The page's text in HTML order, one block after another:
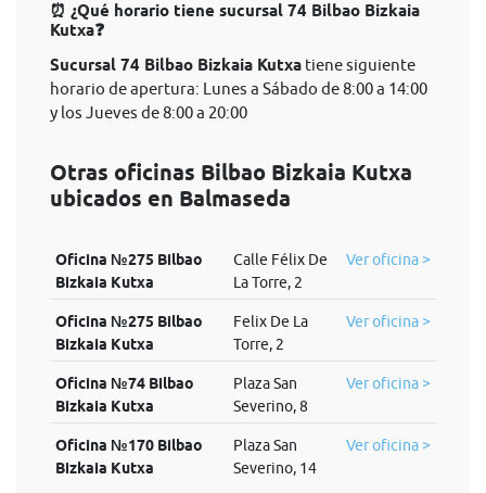
⏰ ¿Qué horario tiene sucursal 74 Bilbao Bizkaia
Kutxa❓
Sucursal 74 Bilbao Bizkaia Kutxa tiene siguiente
horario de apertura: Lunes a Sábado de 8:00 a 14:00
y los Jueves de 8:00 a 20:00
Otras oficinas Bilbao Bizkaia Kutxa
ubicados en Balmaseda
Oficina №275 Bilbao
Bizkaia Kutxa
Calle Félix De
La Torre, 2
Ver oficina >
Oficina №275 Bilbao
Bizkaia Kutxa
Felix De La
Torre, 2
Ver oficina >
Oficina №74 Bilbao
Bizkaia Kutxa
Plaza San
Severino, 8
Ver oficina >
Oficina №170 Bilbao
Bizkaia Kutxa
Plaza San
Severino, 14
Ver oficina >